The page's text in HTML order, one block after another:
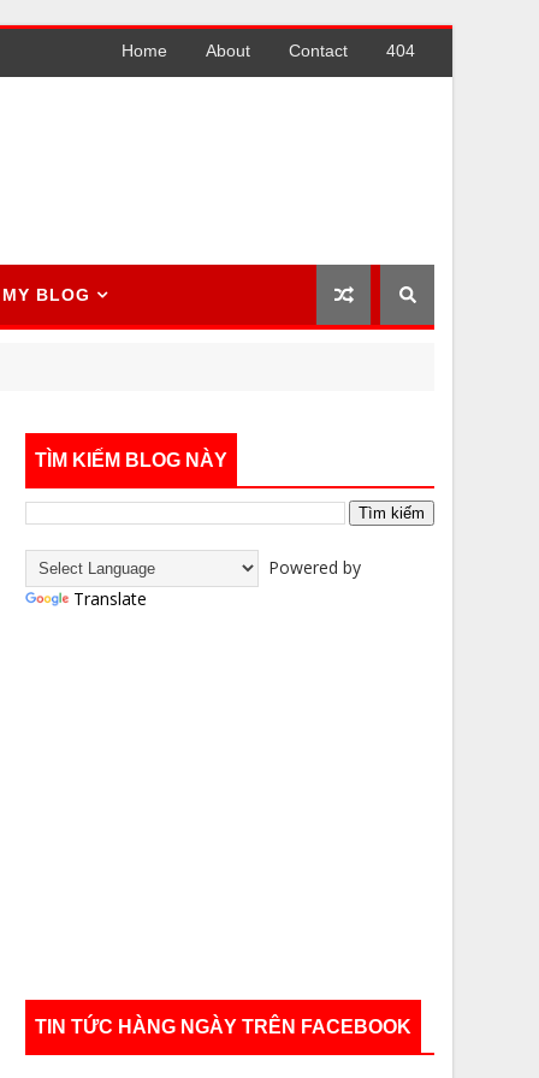
Home About Contact 404
MY BLOG
TÌM KIẾM BLOG NÀY
Powered by
Translate
TIN TỨC HÀNG NGÀY TRÊN FACEBOOK